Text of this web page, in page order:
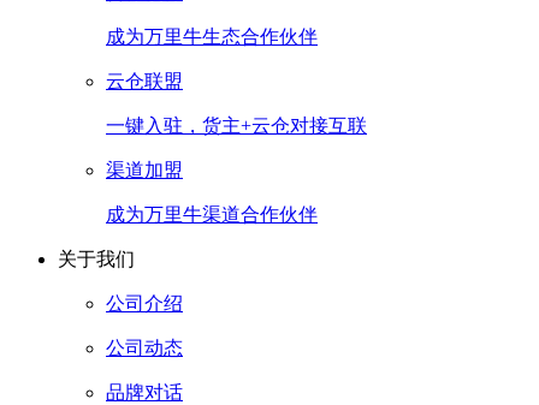
成为万里牛生态合作伙伴
云仓联盟
一键入驻，货主+云仓对接互联
渠道加盟
成为万里牛渠道合作伙伴
关于我们
公司介绍
公司动态
品牌对话